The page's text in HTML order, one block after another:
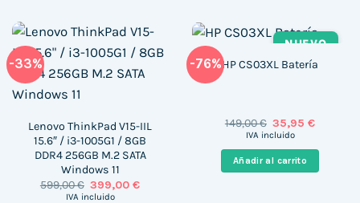
-33%
Lenovo ThinkPad V15-IIL
15.6″ / i3-1005G1 / 8GB
DDR4 256GB M.2 SATA
Windows 11
599,00€ El
precio
399,00€El
IVA incluido
-76%
NUEVO
HP CS03XL Batería
149,00€ El
precio
era:
149,00 €.
35,95€El
es:
35,95 €.
IVA incluido
Añadir al carrito